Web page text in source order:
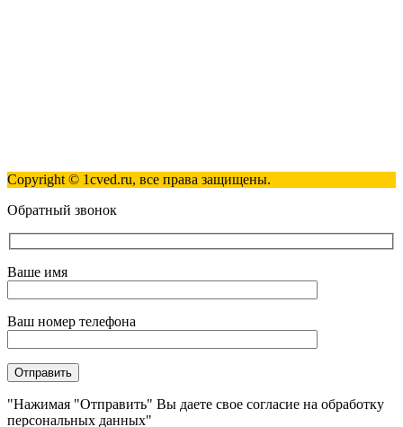
Copyright © 1cved.ru, все права защищены.
Обратный звонок
Ваше имя
Ваш номер телефона
"Нажимая "Отправить" Вы даете свое согласие на обработку
персональных данных"